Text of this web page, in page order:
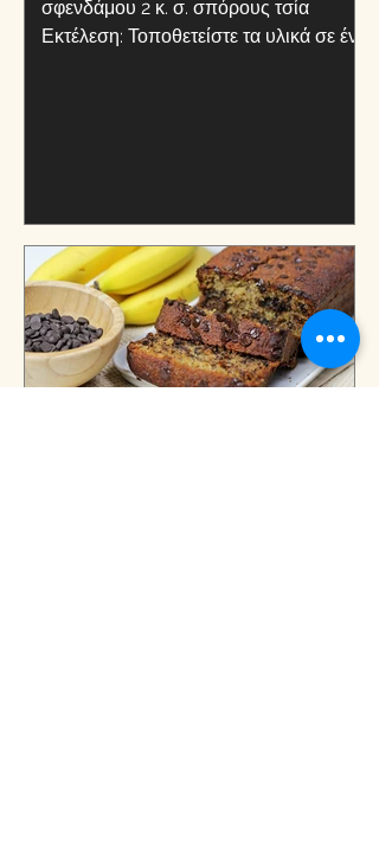
σφενδάμου 2 κ. σ. σπόρους τσία
Εκτέλεση: Τοποθετείστε τα υλικά σε ένα